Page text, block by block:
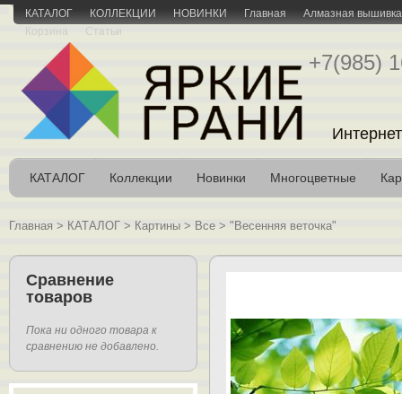
КАТАЛОГ КОЛЛЕКЦИИ НОВИНКИ Главная
Алмазная вышивка
Корзина
Статьи
+7(985)
КАТАЛОГ Коллекции Новинки Многоцветные
Главная > КАТАЛОГ > Картины > Все > "Весенняя веточка"
Сравнение
товаров
Пока ни одного товара к
сравнению не добавлено.